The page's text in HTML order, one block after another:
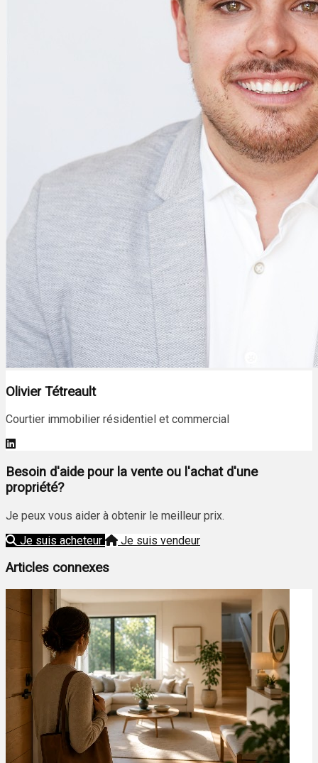
Olivier Tétreault
Courtier immobilier résidentiel et commercial
Besoin d'aide pour la vente ou l'achat d'une
propriété?
Je peux vous aider à obtenir le meilleur prix.
Je suis acheteur
Je suis vendeur
Articles connexes